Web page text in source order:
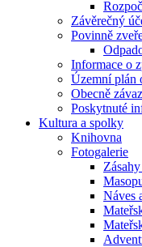
Závěrečný
Povinně
Informace o
Územní plán
Obecně
Poskytnuté
Kultura a spolky
Knihovna
Fotogalerie
Náves